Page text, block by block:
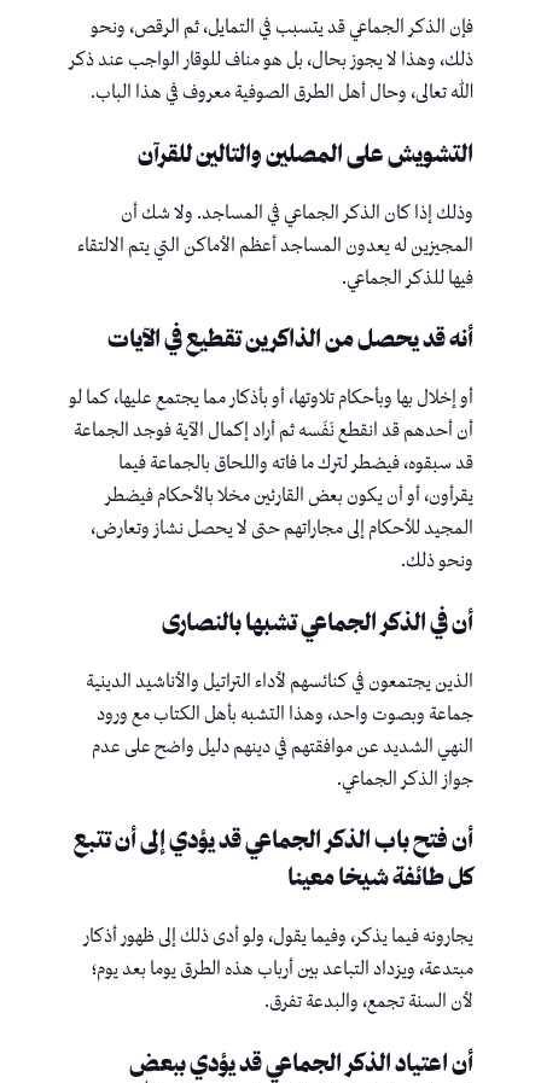
فإن الذكر الجماعي قد يتسبب في التمايل، ثم الرقص، ونحو
ذلك، وهذا لا يجوز بحال، بل هو مناف للوقار الواجب عند ذكر
الله تعالى، وحال أهل الطرق الصوفية معروف في هذا الباب.
التشويش على المصلين والتالين للقرآن
وذلك إذا كان الذكر الجماعي في المساجد. ولا شك أن
المجيزين له يعدون المساجد أعظم الأماكن التي يتم الالتقاء
فيها للذكر الجماعي.
أنه قد يحصل من الذاكرين تقطيع في الآيات
أو إخلال بها وبأحكام تلاوتها، أو بأذكار مما يجتمع عليها، كما لو
أن أحدهم قد انقطع نَفَسه ثم أراد إكمال الآية فوجد الجماعة
قد سبقوه، فيضطر لترك ما فاته واللحاق بالجماعة فيما
يقرأون، أو أن يكون بعض القارئين مخلا بالأحكام فيضطر
المجيد للأحكام إلى مجاراتهم حتى لا يحصل نشاز وتعارض،
ونحو ذلك.
أن في الذكر الجماعي تشبها بالنصارى
الذين يجتمعون في كنائسهم لأداء التراتيل والأناشيد الدينية
جماعة وبصوت واحد، وهذا التشبه بأهل الكتاب مع ورود
النهي الشديد عن موافقتهم في دينهم دليل واضح على عدم
جواز الذكر الجماعي.
أن فتح باب الذكر الجماعي قد يؤدي إلى أن تتبع
كل طائفة شيخا معينا
يجارونه فيما يذكر، وفيما يقول، ولو أدى ذلك إلى ظهور أذكار
مبتدعة، ويزداد التباعد بين أرباب هذه الطرق يوما بعد يوم؛
لأن السنة تجمع، والبدعة تفرق.
أن اعتياد الذكر الجماعي قد يؤدي ببعض